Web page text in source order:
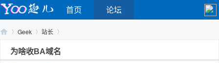
首页 论坛
Geek 站长
为啥收BA域名